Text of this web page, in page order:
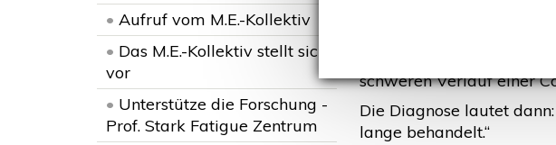
• Aufruf vom M.E.-Kollektiv
• Das M.E.-Kollektiv stellt sich
vor
• Unterstütze die Forschung -
Prof. Stark Fatigue Zentrum
„Nicht nur nach Corona:
schweren Verlauf einer
Die Diagnose lautet
lange behandelt.“